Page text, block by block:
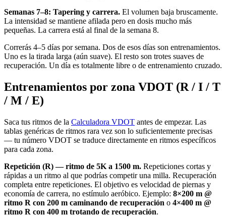
Semanas 7–8: Tapering y carrera. El volumen baja bruscamente.
La intensidad se mantiene afilada pero en dosis mucho más
pequeñas. La carrera está al final de la semana 8.
Correrás 4–5 días por semana. Dos de esos días son entrenamientos.
Uno es la tirada larga (aún suave). El resto son trotes suaves de
recuperación. Un día es totalmente libre o de entrenamiento cruzado.
Entrenamientos por zona VDOT (R / I / T
/ M / E)
Saca tus ritmos de la Calculadora VDOT antes de empezar. Las
tablas genéricas de ritmos rara vez son lo suficientemente precisas
— tu número VDOT se traduce directamente en ritmos específicos
para cada zona.
Repetición (R) — ritmo de 5K a 1500 m. Repeticiones cortas y
rápidas a un ritmo al que podrías competir una milla. Recuperación
completa entre repeticiones. El objetivo es velocidad de piernas y
economía de carrera, no estímulo aeróbico. Ejemplo: 8×200 m @
ritmo R con 200 m caminando de recuperación o 4×400 m @
ritmo R con 400 m trotando de recuperación.